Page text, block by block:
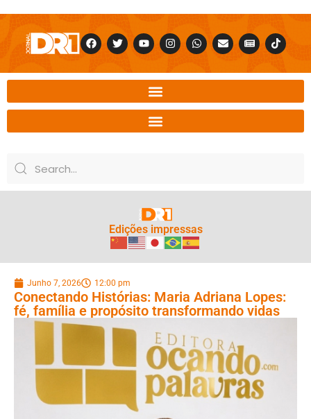
Edições impressas
Junho 7, 2026 12:00 pm
Conectando Histórias: Maria Adriana Lopes:
fé, família e propósito transformando vidas